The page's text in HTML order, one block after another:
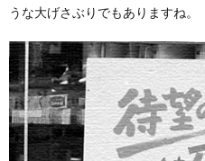
うな大げさぶりでもありますね。